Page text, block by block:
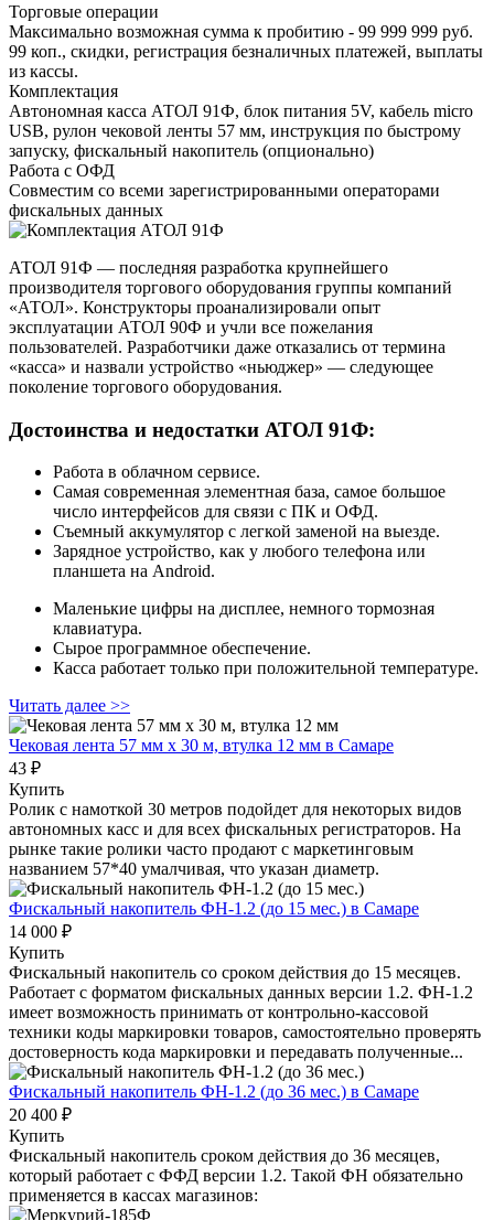
Торговые операции
Максимально возможная сумма к пробитию - 99 999 999 руб.
99 коп., скидки, регистрация безналичных платежей, выплаты
из кассы.
Комплектация
Автономная касса АТОЛ 91Ф, блок питания 5V, кабель micro
USB, рулон чековой ленты 57 мм, инструкция по быстрому
запуску, фискальный накопитель (опционально)
Работа с ОФД
Совместим со всеми зарегистрированными операторами
фискальных данных
АТОЛ 91Ф — последняя разработка крупнейшего
производителя торгового оборудования группы компаний
«АТОЛ». Конструкторы проанализировали опыт
эксплуатации АТОЛ 90Ф и учли все пожелания
пользователей. Разработчики даже отказались от термина
«касса» и назвали устройство «ньюджер» — следующее
поколение торгового оборудования.
Достоинства и недостатки АТОЛ 91Ф:
Работа в облачном сервисе.
Самая современная элементная база, самое большое
число интерфейсов для связи с ПК и ОФД.
Съемный аккумулятор с легкой заменой на выезде.
Зарядное устройство, как у любого телефона или
планшета на Android.
Маленькие цифры на дисплее, немного тормозная
клавиатура.
Сырое программное обеспечение.
Касса работает только при положительной температуре.
Читать далее >>
Чековая лента 57 мм x 30 м, втулка 12 мм в Самаре
43 ₽
Купить
Ролик с намоткой 30 метров подойдет для некоторых видов
автономных касс и для всех фискальных регистраторов. На
рынке такие ролики часто продают с маркетинговым
названием 57*40 умалчивая, что указан диаметр.
Фискальный накопитель ФН-1.2 (до 15 мес.) в Самаре
14 000 ₽
Купить
Фискальный накопитель cо сроком действия до 15 месяцев.
Работает с форматом фискальных данных версии 1.2. ФН-1.2
имеет возможность принимать от контрольно-кассовой
техники коды маркировки товаров, самостоятельно проверять
достоверность кода маркировки и передавать полученные...
Фискальный накопитель ФН-1.2 (до 36 мес.) в Самаре
20 400 ₽
Купить
Фискальный накопитель сроком действия до 36 месяцев,
который работает с ФФД версии 1.2. Такой ФН обязательно
применяется в кассах магазинов: